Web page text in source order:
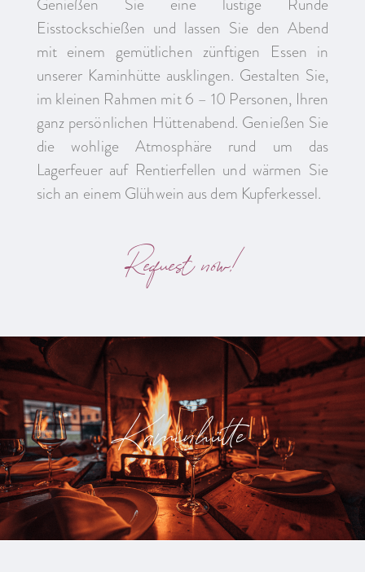
Kaminhütte
Genießen Sie eine lustige Runde
Eisstockschießen und lassen Sie den Abend
mit einem gemütlichen zünftigen Essen in
unserer Kaminhütte ausklingen. Gestalten Sie,
im kleinen Rahmen mit 6 – 10 Personen, Ihren
ganz persönlichen Hüttenabend. Genießen Sie
die wohlige Atmosphäre rund um das
Lagerfeuer auf Rentierfellen und wärmen Sie
sich an einem Glühwein aus dem Kupferkessel.
Request now!